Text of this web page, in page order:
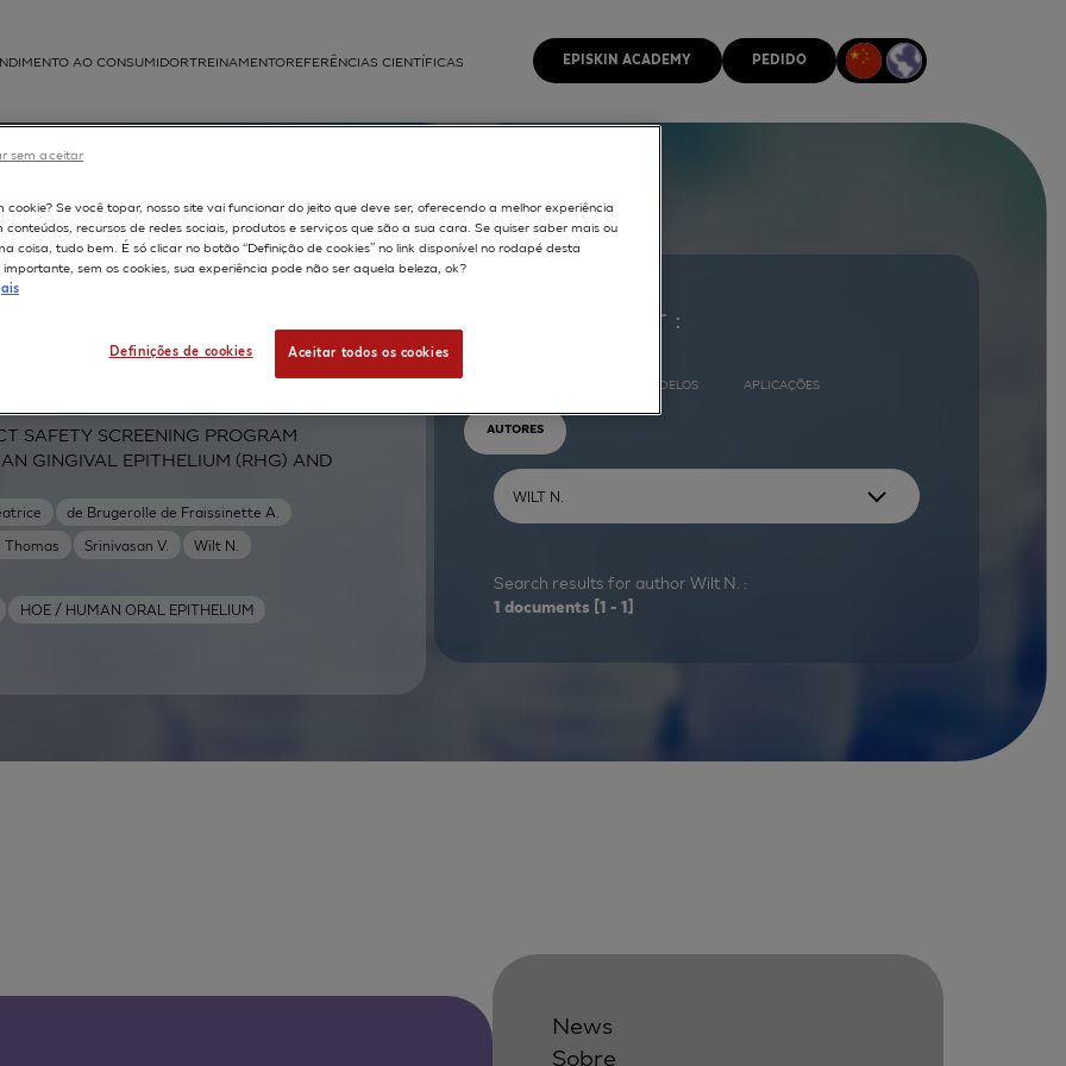
AO CONSUMIDORTREINAMENTOREFERÊNCIAS CIENTÍFICAS EPISKIN ACADEMY PEDIDO
de Brugerolle de Fraissinette A.
Thomas Srinivasan V.
Wilt N.
HOE / HUMAN ORAL EPITHELIUM
SAFETY SCREENING PROGRAM
GINGIVAL EPITHELIUM (RHG) AND
Procurar por :
MODELOS APLICAÇÕES
AUTORES
Search results for author Wilt N. :
1 documents [1 - 1]
News
Sobre
cookie? Se você topar, nosso site vai funcionar do jeito que deve ser, oferecendo a melhor experiência
conteúdos, recursos de redes sociais, produtos e serviços que são a sua cara. Se quiser saber mais ou
coisa, tudo bem. É só clicar no botão “Definição de cookies” no link disponível no rodapé desta
sem os cookies, sua experiência pode não ser aquela beleza, ok?
Definições de cookies Aceitar todos os cookies
sem aceitar